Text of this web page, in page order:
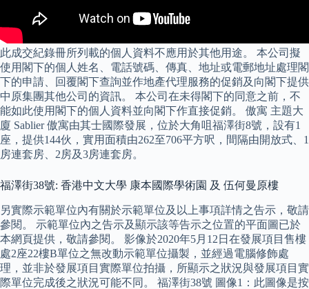
此成交紀錄冊所列載的個人資料不應用於其他用途。 本公司擬
使用閣下的個人姓名、電話號碼、傳真、地址或電郵地址處理閣
下的申請、回覆閣下查詢並作地產代理服務的促銷及向閣下提供
中原集團其他公司的資訊。 本公司在未得閣下的同意之前，不
能如此使用閣下的個人資料並向閣下作直接促銷。 傲寓 主題大
廈 Sablier 傲寓由其士國際發展，位於大角咀福澤街8號，設有1
座，提供144伙，實用面積由262至706平方呎，間隔由開放式、1
房連套房、2房及3房連套房。
福澤街38號: 香港中文大學 康本國際學術園 及 伍何曼原樓
另實際示範單位內有關於示範單位及以上事項詳情之告示，敬請
參閱。 示範單位內之告示及顯示該等告示之位置的平面圖已於
本網頁提供，敬請參閱。 影像於2020年5月12日在發展項目售樓
處2座22樓B單位之無改動示範單位攝製，並經過電腦修飾處
理，並非於發展項目實際單位拍攝，所顯示之狀況與發展項目實
際單位完成後之狀況可能不同。 福澤街38號 圖像1：此圖像是按